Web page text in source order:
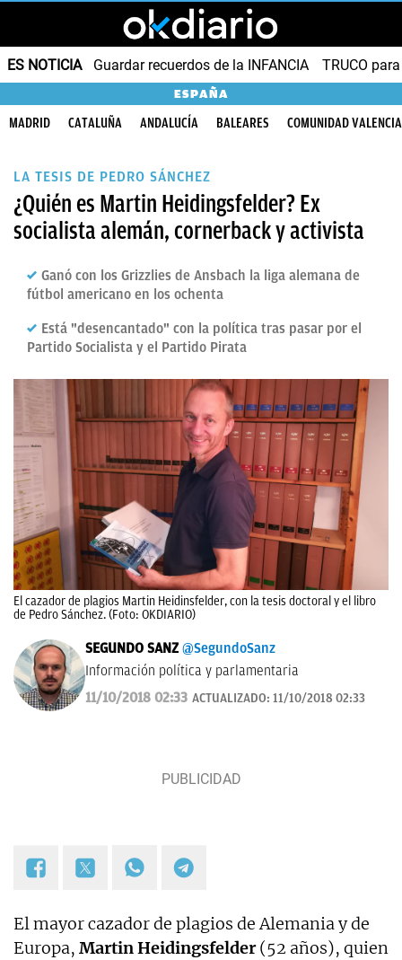
ES NOTICIA Guardar recuerdos de la INFANCIA TRUCO
ESPAÑA
MADRID CATALUÑA ANDALUCÍA BALEARES COMUNIDAD
LA TESIS DE PEDRO SÁNCHEZ
¿Quién es Martin Heidingsfelder? Ex
socialista alemán, cornerback y activista
Ganó con los Grizzlies de Ansbach la liga alemana de
fútbol americano en los ochenta
Está "desencantado" con la política tras pasar por el
Partido Socialista y el Partido Pirata
El cazador de plagios Martin Heidinsfelder, con la tesis doctoral y el libro
de Pedro Sánchez. (Foto: OKDIARIO)
SEGUNDO SANZ @SegundoSanz
Información política y parlamentaria
11/10/2018 02:33 ACTUALIZADO: 11/10/2018 02:33
El mayor cazador de plagios de Alemania y de
Europa, Martin Heidingsfelder(52 años), quien